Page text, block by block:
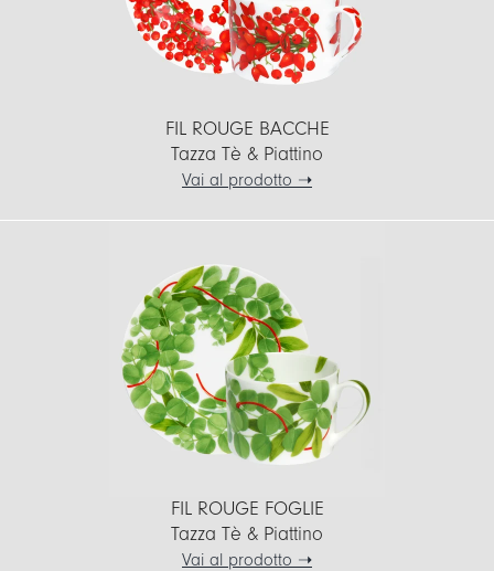
FIL ROUGE BACCHE
Tazza Tè & Piattino
Vai al prodotto ➝
FIL ROUGE FOGLIE
Tazza Tè & Piattino
Vai al prodotto ➝